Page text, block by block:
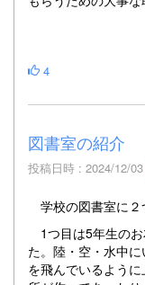
4
図書室の紹介
投稿日時 : 2024/12/03
学校の図書室に２
1つ目は5年生の
た。陸・空・水中
を飛んでいるよう